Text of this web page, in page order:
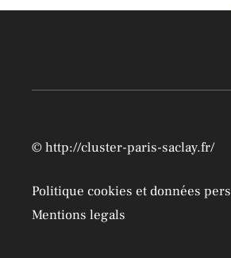
©http://cluster-paris-saclay.fr/
Politique cookies et données
Mentions legals